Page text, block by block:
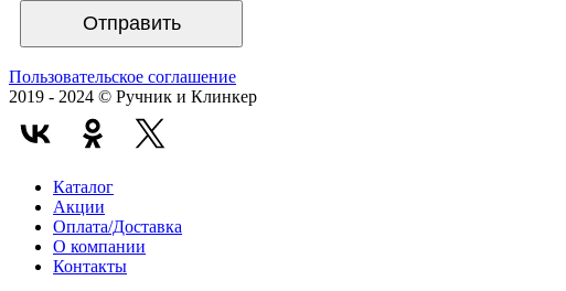
Отправить
Пользовательское соглашение
2019 - 2024 © Ручник и Клинкер
Каталог
Акции
Оплата/Доставка
О компании
Контакты